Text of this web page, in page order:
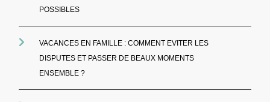
POSSIBLES
VACANCES EN FAMILLE : COMMENT EVITER LES
DISPUTES ET PASSER DE BEAUX MOMENTS
ENSEMBLE ?